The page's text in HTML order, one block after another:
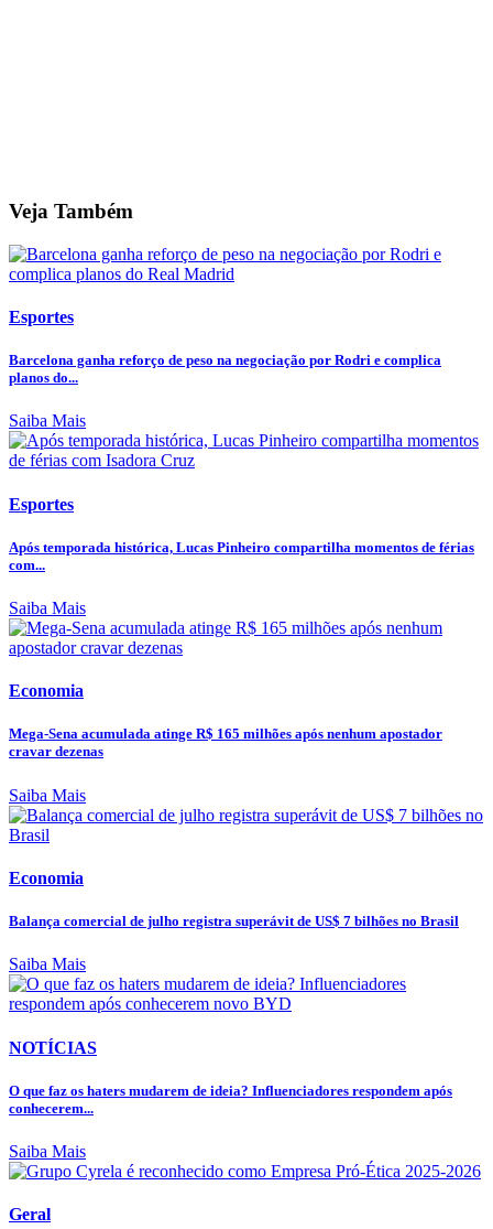
Veja Também
Esportes
Barcelona ganha reforço de peso na negociação por Rodri e complica
planos do...
Saiba Mais
Esportes
Após temporada histórica, Lucas Pinheiro compartilha momentos de férias
com...
Saiba Mais
Economia
Mega-Sena acumulada atinge R$ 165 milhões após nenhum apostador
cravar dezenas
Saiba Mais
Economia
Balança comercial de julho registra superávit de US$ 7 bilhões no Brasil
Saiba Mais
NOTÍCIAS
O que faz os haters mudarem de ideia? Influenciadores respondem após
conhecerem...
Saiba Mais
Geral